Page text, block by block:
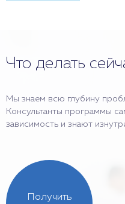
Что делать
Мы знаем всю глубину
Консультанты программы
зависимость и знают
Получить